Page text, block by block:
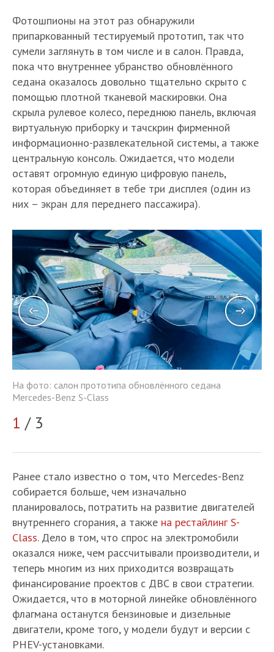
Фотошпионы на этот раз обнаружили
припаркованный тестируемый прототип, так что
сумели заглянуть в том числе и в салон. Правда,
пока что внутреннее убранство обновлённого
седана оказалось довольно тщательно скрыто с
помощью плотной тканевой маскировки. Она
скрыла рулевое колесо, переднюю панель, включая
виртуальную приборку и тачскрин фирменной
информационно-развлекательной системы, а также
центральную консоль. Ожидается, что модели
оставят огромную единую цифровую панель,
которая объединяет в тебе три дисплея (один из
них – экран для переднего пассажира).
На фото: салон прототипа обновлённого седана
Mercedes-Benz S-Class
1 / 3
Ранее стало известно о том, что Mercedes-Benz
собирается больше, чем изначально
планировалось, потратить на развитие двигателей
внутреннего сгорания, а также на рестайлинг S-
Class. Дело в том, что спрос на электромобили
оказался ниже, чем рассчитывали производители, и
теперь многим из них приходится возвращать
финансирование проектов с ДВС в свои стратегии.
Ожидается, что в моторной линейке обновлённого
флагмана останутся бензиновые и дизельные
двигатели, кроме того, у модели будут и версии с
PHEV-установками.